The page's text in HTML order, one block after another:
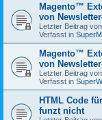
Magento™
von
Letzter Beitrag von
Verfasst in
Magento™
von
Letzter Beitrag von
Verfasst in
HTML Code
funzt nicht